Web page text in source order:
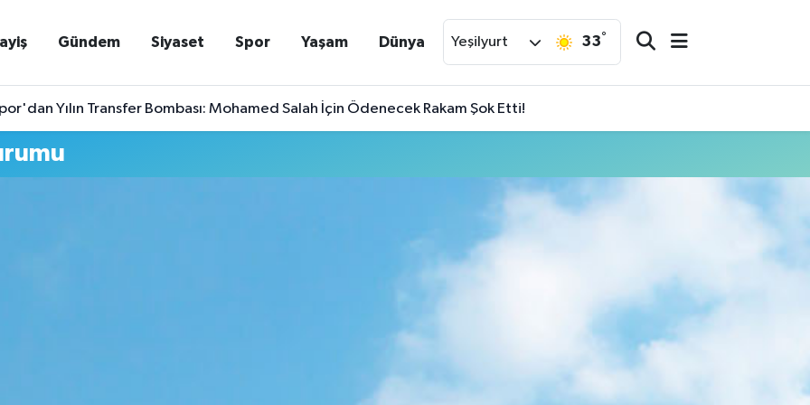
Gündem Siyaset Spor Yaşam Dünya Yeşilyurt 33°
Yılın Transfer Bombası: Mohamed Salah İçin Ödenecek Rakam Şok Etti!